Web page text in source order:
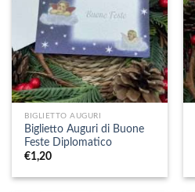
BIGLIETTO AUGURI
Biglietto Auguri di Buone
Feste Diplomatico
€1,20